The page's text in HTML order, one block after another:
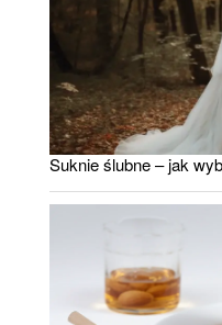
Suknie ślubne – jak